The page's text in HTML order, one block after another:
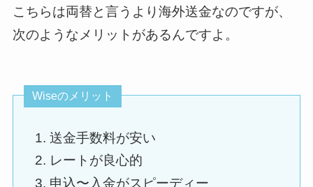
こちらは両替と言うより海外送金なのですが、
次のようなメリットがあるんですよ。
Wiseのメリット
送金手数料が安い
レートが良心的
申込〜入金がスピーディー